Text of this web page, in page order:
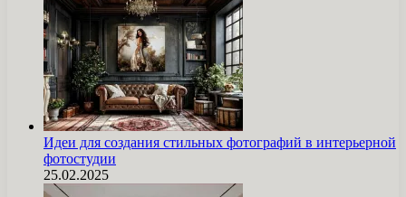
Идеи для создания стильных фотографий в интерьерной
фотостудии
25.02.2025